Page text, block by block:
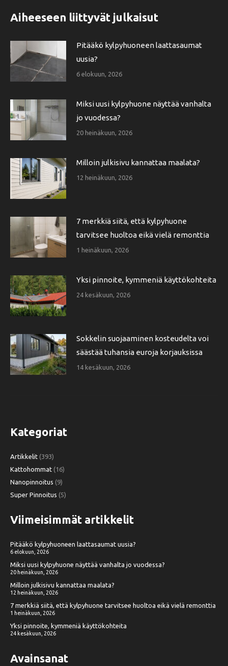
Aiheeseen liittyvät julkaisut
Pitääkö kylpyhuoneen laattasaumat
uusia?
6 elokuun, 2026
Miksi uusi kylpyhuone näyttää vanhalta
jo vuodessa?
20 heinäkuun, 2026
Milloin julkisivu kannattaa maalata?
12 heinäkuun, 2026
7 merkkiä siitä, että kylpyhuone
tarvitsee huoltoa eikä vielä remonttia
1 heinäkuun, 2026
Yksi pinnoite, kymmeniä käyttökohteita
24 kesäkuun, 2026
Sokkelin suojaaminen kosteudelta voi
säästää tuhansia euroja korjauksissa
14 kesäkuun, 2026
Kategoriat
Artikkelit (393)
Kattohommat (16)
Nanopinnoitus (9)
Super Pinnoitus (5)
Viimeisimmät artikkelit
Pitääkö kylpyhuoneen laattasaumat uusia?
6 elokuun, 2026
Miksi uusi kylpyhuone näyttää vanhalta jo vuodessa?
20 heinäkuun, 2026
Milloin julkisivu kannattaa maalata?
12 heinäkuun, 2026
7 merkkiä siitä, että kylpyhuone tarvitsee huoltoa eikä vielä remonttia
1 heinäkuun, 2026
Yksi pinnoite, kymmeniä käyttökohteita
24 kesäkuun, 2026
Avainsanat